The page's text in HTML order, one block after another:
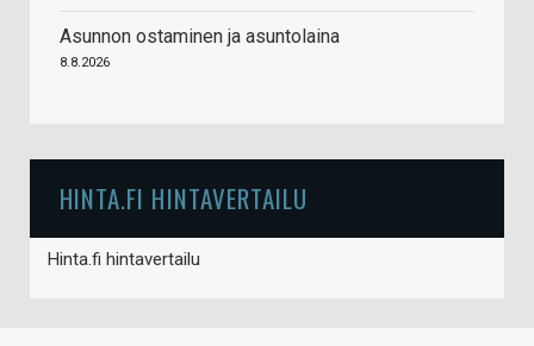
Asunnon ostaminen ja asuntolaina
8.8.2026
HINTA.FI HINTAVERTAILU
Hinta.fi hintavertailu